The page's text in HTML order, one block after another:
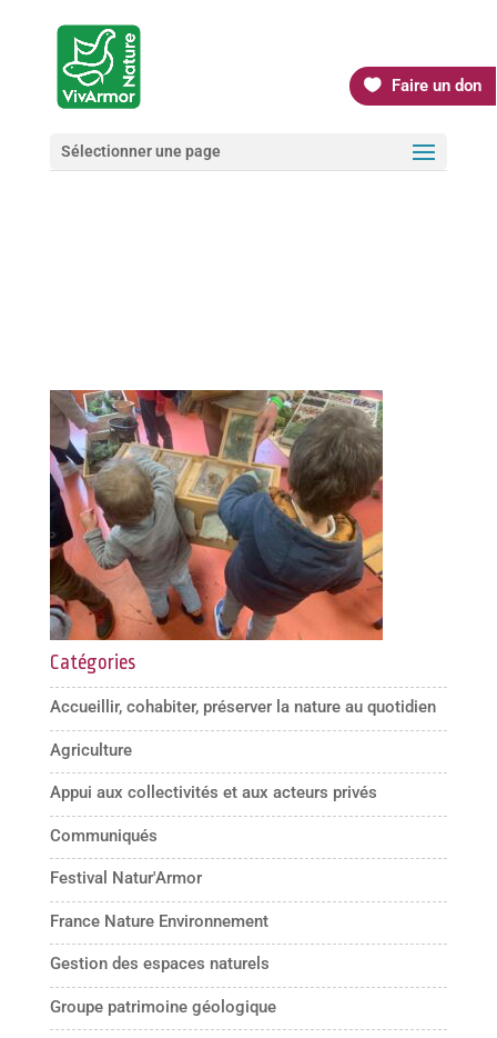
Faire un don
Sélectionner une page
Catégories
Accueillir, cohabiter, préserver la nature au quotidien
Agriculture
Appui aux collectivités et aux acteurs privés
Communiqués
Festival Natur'Armor
France Nature Environnement
Gestion des espaces naturels
Groupe patrimoine géologique